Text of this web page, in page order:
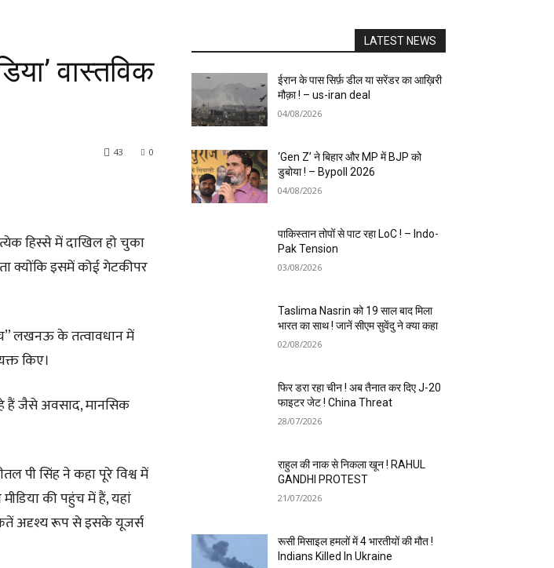
वास्तविक
0
43
हिस्से में दाखिल हो चुका
क्योंकि इसमें कोई गेटकीपर
मंच” लखनऊ के तत्वावधान में
किए।
हैं जैसे अवसाद, मानसिक
पी सिंह ने कहा पूरे विश्व में
की पहुंच में हैं, यहां
अदृश्य रूप से इसके यूजर्स
LATEST NEWS
ईरान के पास सिर्फ़ डील या सरेंडर का आख़िरी
मौक़ा ! – us-iran deal
04/08/2026
‘Gen Z’ ने बिहार और MP में BJP को
डुबोया ! – Bypoll 2026
04/08/2026
पाकिस्तान तोपों से पाट रहा LoC ! – Indo-
Pak Tension
03/08/2026
Taslima Nasrin को 19 साल बाद मिला
भारत का साथ ! जानें सीएम सुवेंदु ने क्या कहा
02/08/2026
फिर डरा रहा चीन ! अब तैनात कर दिए J-20
फाइटर जेट ! China Threat
28/07/2026
राहुल की नाक से निकला खून ! RAHUL
GANDHI PROTEST
21/07/2026
रूसी मिसाइल हमलों में 4 भारतीयों की मौत !
Indians Killed In Ukraine